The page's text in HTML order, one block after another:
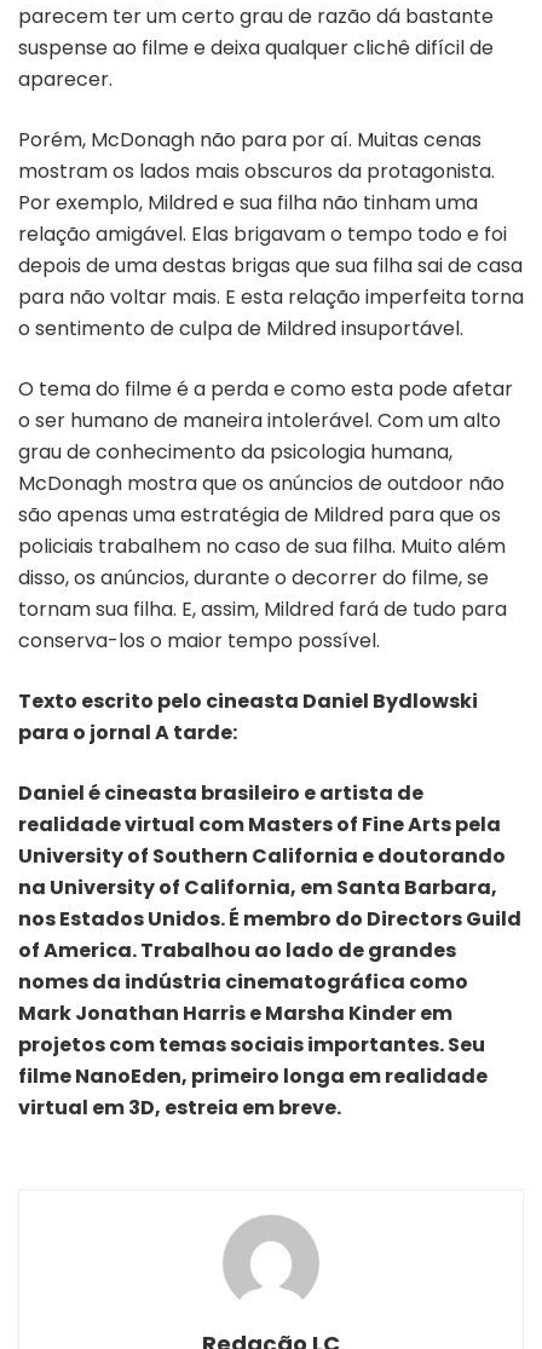
parecem ter um certo grau de razão dá bastante
suspense ao filme e deixa qualquer clichê difícil de
aparecer.
Porém, McDonagh não para por aí. Muitas cenas
mostram os lados mais obscuros da protagonista.
Por exemplo, Mildred e sua filha não tinham uma
relação amigável. Elas brigavam o tempo todo e foi
depois de uma destas brigas que sua filha sai de casa
para não voltar mais. E esta relação imperfeita torna
o sentimento de culpa de Mildred insuportável.
O tema do filme é a perda e como esta pode afetar
o ser humano de maneira intolerável. Com um alto
grau de conhecimento da psicologia humana,
McDonagh mostra que os anúncios de outdoor não
são apenas uma estratégia de Mildred para que os
policiais trabalhem no caso de sua filha. Muito além
disso, os anúncios, durante o decorrer do filme, se
tornam sua filha. E, assim, Mildred fará de tudo para
conserva-los o maior tempo possível.
Texto escrito pelo cineasta Daniel Bydlowski
para o jornal A tarde:
Daniel é cineasta brasileiro e artista de
realidade virtual com Masters of Fine Arts pela
University of Southern California e doutorando
na University of California, em Santa Barbara,
nos Estados Unidos. É membro do Directors Guild
of America. Trabalhou ao lado de grandes
nomes da indústria cinematográfica como
Mark Jonathan Harris e Marsha Kinder em
projetos com temas sociais importantes. Seu
filme NanoEden, primeiro longa em realidade
virtual em 3D, estreia em breve.